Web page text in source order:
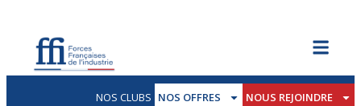
NOS CLUBS NOS OFFRES NOUS REJOINDRE